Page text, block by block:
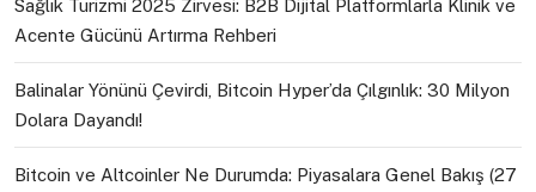
Sağlık Turizmi 2025 Zirvesi: B2B Dijital Platformlarla Klinik ve
Acente Gücünü Artırma Rehberi
Balinalar Yönünü Çevirdi, Bitcoin Hyper’da Çılgınlık: 30 Milyon
Dolara Dayandı!
Bitcoin ve Altcoinler Ne Durumda: Piyasalara Genel Bakış (27